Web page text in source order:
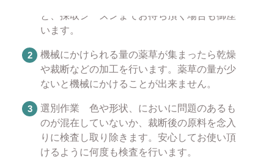
と、採取シーズンまでお待ち頂く場合も御座
います。
機械にかけられる量の薬草が集まったら乾燥
や裁断などの加工を行います。薬草の量が少
ないと機械にかけることが出来ません。
選別作業 色や形状、においに問題のあるも
のが混在していないか、裁断後の原料を念入
りに検査し取り除きます。安心してお使い頂
けるように何度も検査を行います。